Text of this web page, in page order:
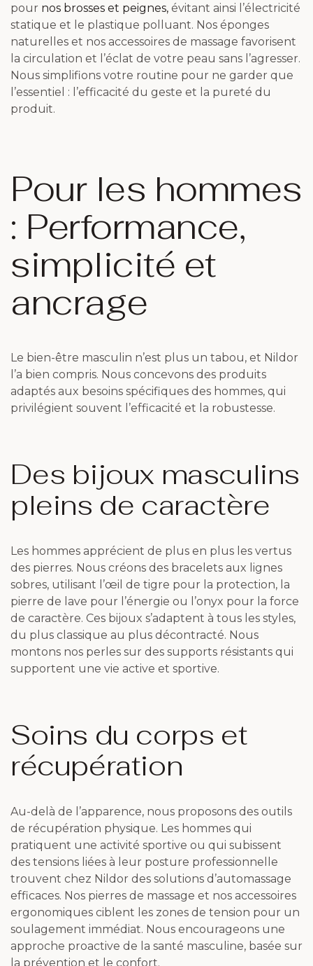
pour nos brosses et peignes, évitant ainsi l’électricité
statique et le plastique polluant. Nos éponges
naturelles et nos accessoires de massage favorisent
la circulation et l’éclat de votre peau sans l’agresser.
Nous simplifions votre routine pour ne garder que
l’essentiel : l’efficacité du geste et la pureté du
produit.
Pour les hommes
: Performance,
simplicité et
ancrage
Le bien-être masculin n’est plus un tabou, et Nildor
l’a bien compris. Nous concevons des produits
adaptés aux besoins spécifiques des hommes, qui
privilégient souvent l’efficacité et la robustesse.
Des bijoux masculins
pleins de caractère
Les hommes apprécient de plus en plus les vertus
des pierres. Nous créons des bracelets aux lignes
sobres, utilisant l’œil de tigre pour la protection, la
pierre de lave pour l’énergie ou l’onyx pour la force
de caractère. Ces bijoux s’adaptent à tous les styles,
du plus classique au plus décontracté. Nous
montons nos perles sur des supports résistants qui
supportent une vie active et sportive.
Soins du corps et
récupération
Au-delà de l’apparence, nous proposons des outils
de récupération physique. Les hommes qui
pratiquent une activité sportive ou qui subissent
des tensions liées à leur posture professionnelle
trouvent chez Nildor des solutions d’automassage
efficaces. Nos pierres de massage et nos accessoires
ergonomiques ciblent les zones de tension pour un
soulagement immédiat. Nous encourageons une
approche proactive de la santé masculine, basée sur
la prévention et le confort.